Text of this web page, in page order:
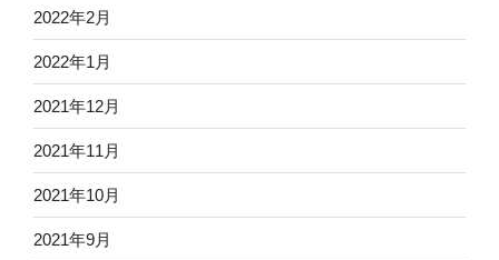
2022年2月
2022年1月
2021年12月
2021年11月
2021年10月
2021年9月